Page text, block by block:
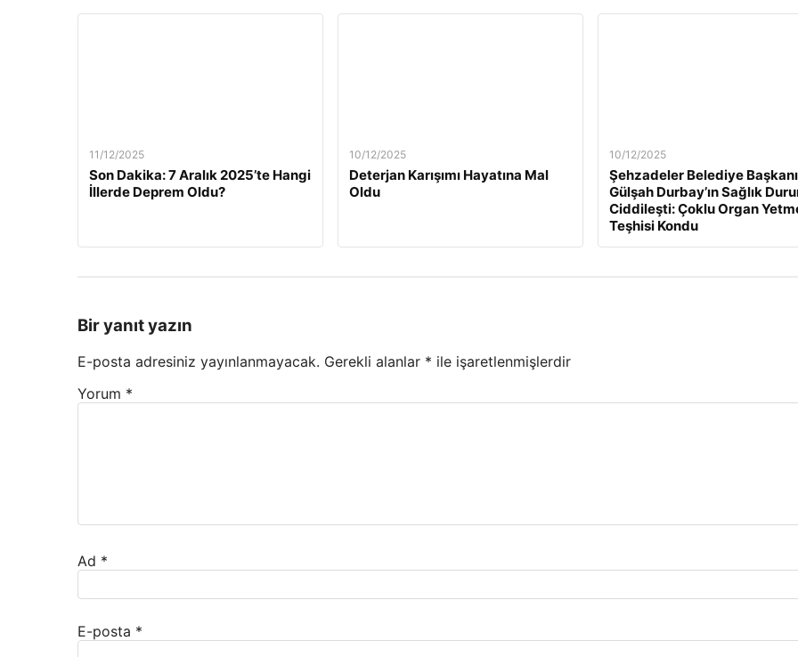
11/12/2025
Son Dakika: 7 Aralık 2025’te Hangi
İllerde Deprem Oldu?
10/12/2025
Deterjan Karışımı Hayatına Mal
Oldu
10/12/2025
Şehzadeler Belediye Başkanı
Gülşah Durbay’ın Sağlık
Ciddileşti: Çoklu Organ
Teşhisi Kondu
Bir yanıt yazın
E-posta adresiniz yayınlanmayacak. Gerekli alanlar * ile işaretlenmişlerdir
Yorum *
Ad *
E-posta *